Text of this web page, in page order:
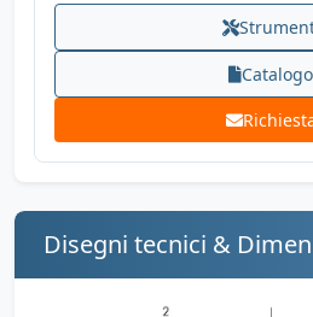
Catalogo
Disegni tecnici &